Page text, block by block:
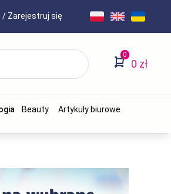
/ Zarejestruj się
0
0 zł
Beauty
Artykuły biurowe